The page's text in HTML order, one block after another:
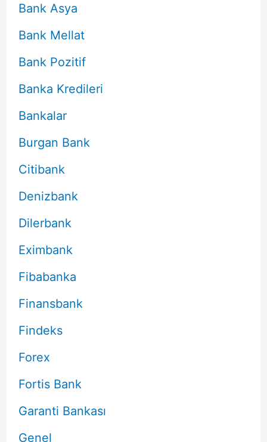
Bank Asya
Bank Mellat
Bank Pozitif
Banka Kredileri
Bankalar
Burgan Bank
Citibank
Denizbank
Dilerbank
Eximbank
Fibabanka
Finansbank
Findeks
Forex
Fortis Bank
Garanti Bankası
Genel